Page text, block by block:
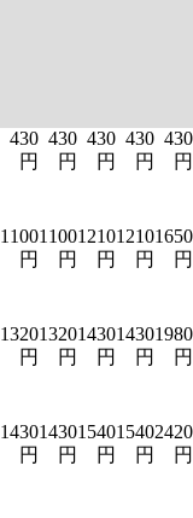
430
円
430
円
430
円
430
円
430
円
1100
円
1100
円
1210
円
1210
円
1650
円
1320
円
1320
円
1430
円
1430
円
1980
円
1430
円
1430
円
1540
円
1540
円
2420
円